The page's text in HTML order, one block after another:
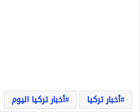
أخبار تركيا
أخبار تركيا اليوم